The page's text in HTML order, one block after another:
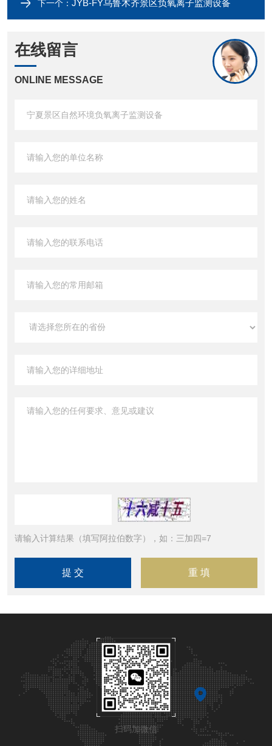
下一个： JYB-FY乌鲁木齐景区负氧离子监测设备
在线留言
ONLINE MESSAGE
请输入计算结果（填写阿拉伯数字），如：三加四=7
扫码加微信